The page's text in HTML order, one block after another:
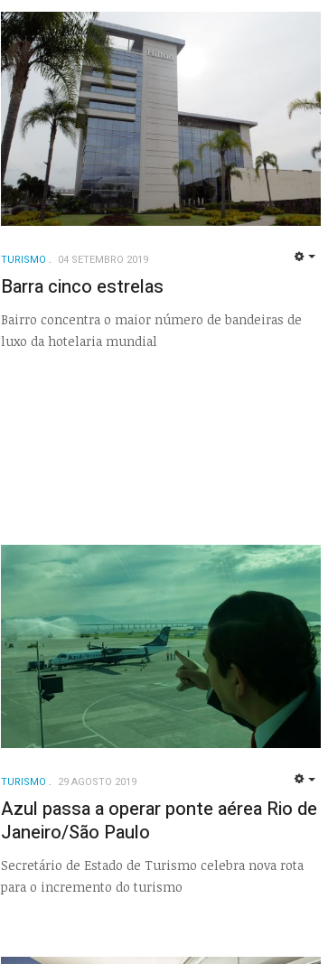
TURISMO 04 SETEMBRO 2019
Barra cinco estrelas
Bairro concentra o maior número de bandeiras de
luxo da hotelaria mundial
TURISMO 29 AGOSTO 2019
Azul passa a operar ponte aérea Rio de
Janeiro/São Paulo
Secretário de Estado de Turismo celebra nova rota
para o incremento do turismo